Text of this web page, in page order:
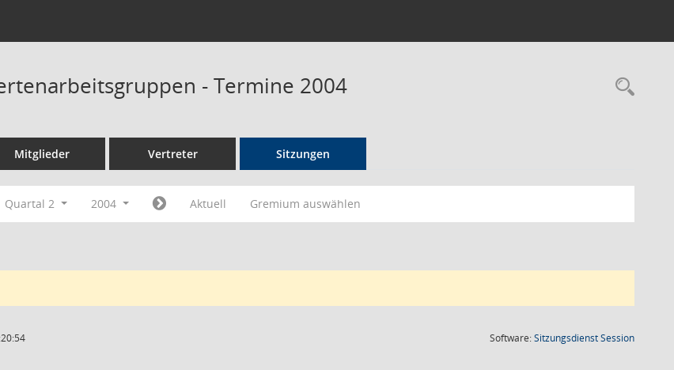
- Termine 2004
Mitglieder Vertreter Sitzungen
Quartal 2 2004 Aktuell Gremium auswählen
Software:SitzungsdienstSession(Wird in